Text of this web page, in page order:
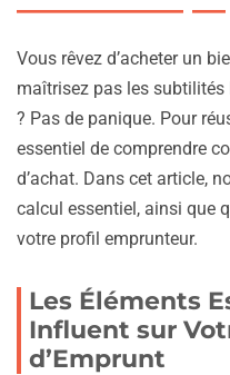
Vous rêvez d’acheter un
maîtrisez pas les subtilités
? Pas de panique. Pour
essentiel de comprendre
d’achat. Dans cet article,
calcul essentiel, ainsi que
votre profil emprunteur.
Les Éléments
Influent sur
d’Emprunt